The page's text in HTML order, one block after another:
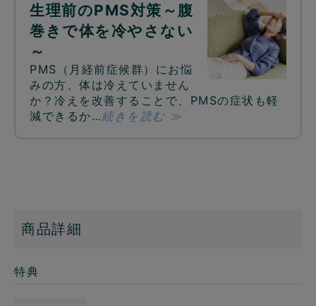
生理前のPMS対策～腹
巻きで体を冷やさない
～
PMS（月経前症候群）にお悩
みの方、体は冷えていません
か？冷えを改善することで、PMSの症状も軽
減できるか…続きを読む ≫
商品詳細
特典